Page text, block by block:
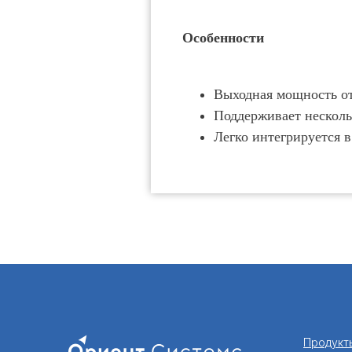
Особенности
Выходная мощность
Поддерживает
Легко интегрируется